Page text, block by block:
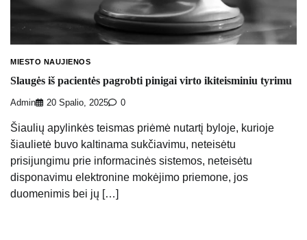
MIESTO NAUJIENOS
Slaugės iš pacientės pagrobti pinigai virto ikiteisminiu tyrimu
Admin 20 Spalio, 2025 0
Šiaulių apylinkės teismas priėmė nutartį byloje, kurioje
šiaulietė buvo kaltinama sukčiavimu, neteisėtu
prisijungimu prie informacinės sistemos, neteisėtu
disponavimu elektronine mokėjimo priemone, jos
duomenimis bei jų […]